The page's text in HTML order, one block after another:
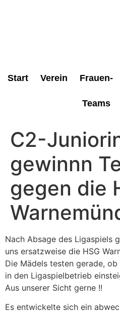
Start Verein Frauen-
Teams
C2-
gewinnn
gegen die
Nach Absage des Ligaspiels
uns ersatzweise die HSG
Die Mädels testen gerade,
in den Ligaspielbetrieb
Aus unserer Sicht gerne !!
Es entwickelte sich ein